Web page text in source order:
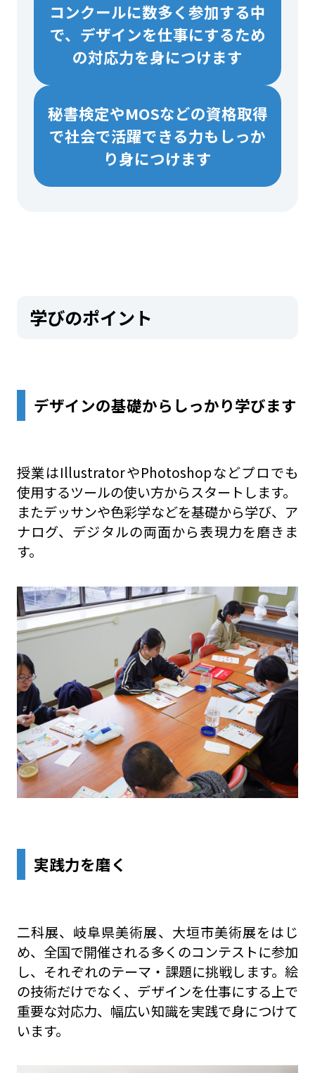
コンクールに数多く参加する中
で、デザインを仕事にするため
の対応力を身につけます
秘書検定やMOSなどの資格取得
で社会で活躍できる力もしっか
り身につけます
学びのポイント
デザインの基礎からしっかり学びます
授業はIllustratorやPhotoshopなどプロでも
使用するツールの使い方からスタートします。
またデッサンや色彩学などを基礎から学び、ア
ナログ、デジタルの両面から表現力を磨きま
す。
実践力を磨く
二科展、岐阜県美術展、大垣市美術展をはじ
め、全国で開催される多くのコンテストに参加
し、それぞれのテーマ・課題に挑戦します。絵
の技術だけでなく、デザインを仕事にする上で
重要な対応力、幅広い知識を実践で身につけて
います。